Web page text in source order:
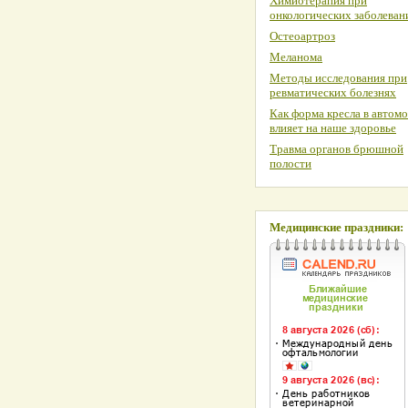
онкологических
Остеоартроз
Меланома
Методы исследования при
ревматических болезнях
Как форма кресла в
влияет на наше здоровье
Травма органов брюшной
полости
Медицинские праздники: